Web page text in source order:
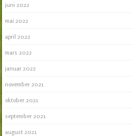
juni 2022
mai 2022
april 2022
mars 2022
januar 2022
november 2021
oktober 2021
september 2021
august 2021